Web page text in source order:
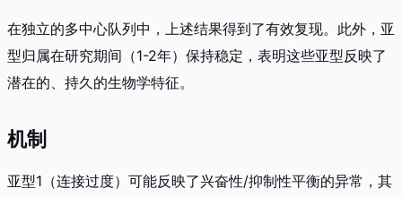
在独立的多中心队列中，上述结果得到了有效复现。此外，亚
型归属在研究期间（1-2年）保持稳定，表明这些亚型反映了
潜在的、持久的生物学特征。
机制
亚型1（连接过度）可能反映了兴奋性/抑制性平衡的异常，其